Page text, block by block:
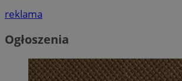
reklama
Ogłoszenia